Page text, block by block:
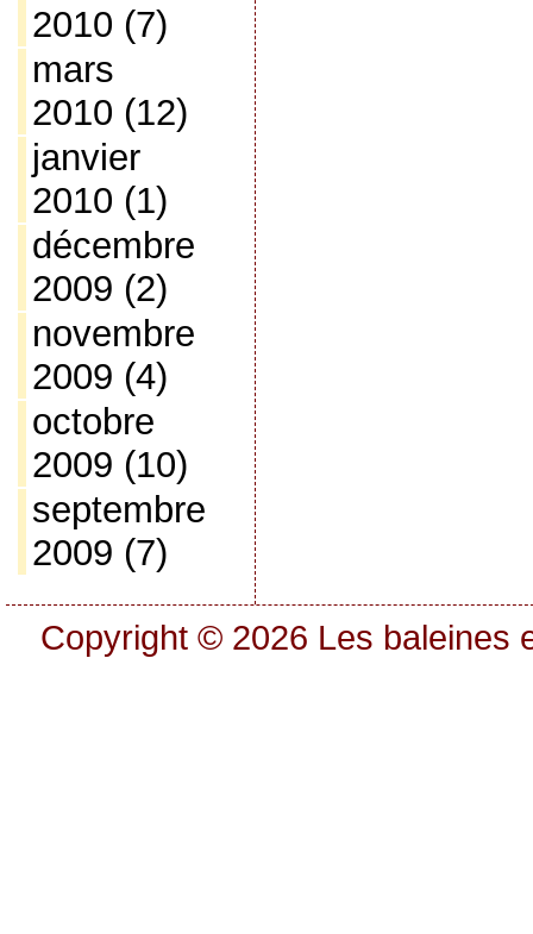
2010 (7)
mars
2010 (12)
janvier
2010 (1)
décembre
2009 (2)
novembre
2009 (4)
octobre
2009 (10)
septembre
2009 (7)
Copyright © 2026 Les baleines